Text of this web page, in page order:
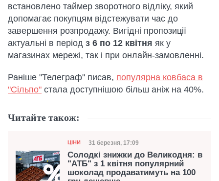
встановлено таймер зворотного відліку, який
допомагає покупцям відстежувати час до
завершення розпродажу. Вигідні пропозиції
актуальні в період з 6 по 12 квітня як у
магазинах мережі, так і при онлайн-замовленні.
Раніше "Телеграф" писав, популярна ковбаса в
"Сільпо" стала доступнішою більш аніж на 40%.
Читайте також:
Категорія
ЦІНИ Дата публікації
31 березня, 17:09
Солодкі знижки до Великодня: в
"АТБ" з 1 квітня популярний
шоколад продаватимуть на 100